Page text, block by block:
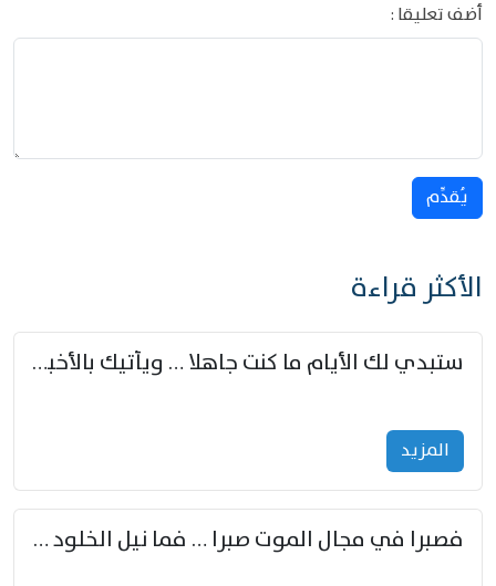
أضف تعليقا :
يُقدِّم
الأكثر قراءة
ستبدي لك الأيام ما كنت جاهلا … ويأتيك بالأخبار من لم تزوّد
المزید
فصبرا في مجال الموت صبرا … فما نيل الخلود بمستطاع